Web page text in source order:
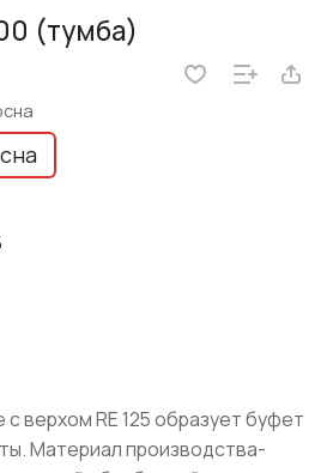
(тумба)
с верхом RE 125 образует буфет
Материал производства-